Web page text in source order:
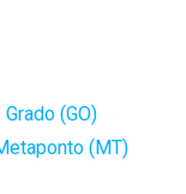
(GO)
(MT)